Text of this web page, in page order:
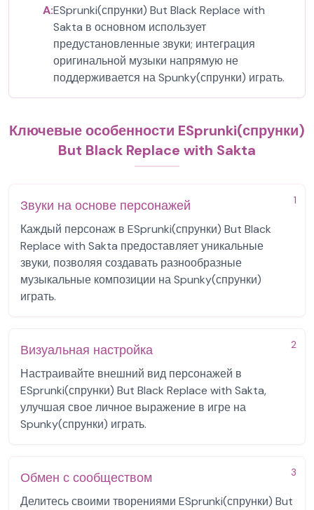
A:ESprunki(спрунки) But Black Replace with
Sakta в основном использует
предустановленные звуки; интеграция
оригинальной музыки напрямую не
поддерживается на Spunky(спрунки) играть.
Ключевые особенности ESprunki(спрунки)
But Black Replace with Sakta
1
Звуки на основе персонажей
Каждый персонаж в ESprunki(спрунки) But Black
Replace with Sakta предоставляет уникальные
звуки, позволяя создавать разнообразные
музыкальные композиции на Spunky(спрунки)
играть.
2
Визуальная настройка
Настраивайте внешний вид персонажей в
ESprunki(спрунки) But Black Replace with Sakta,
улучшая свое личное выражение в игре на
Spunky(спрунки) играть.
3
Обмен с сообществом
Делитесь своими творениями ESprunki(спрунки) But